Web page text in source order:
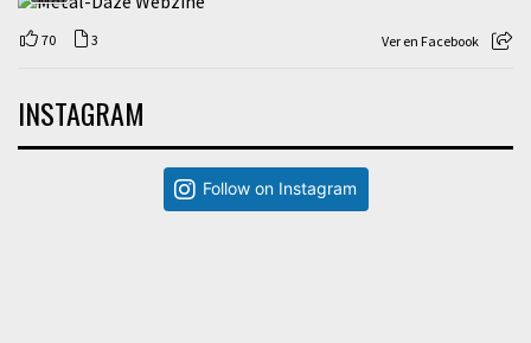
70 3 Ver en Facebook
INSTAGRAM
Follow on Instagram